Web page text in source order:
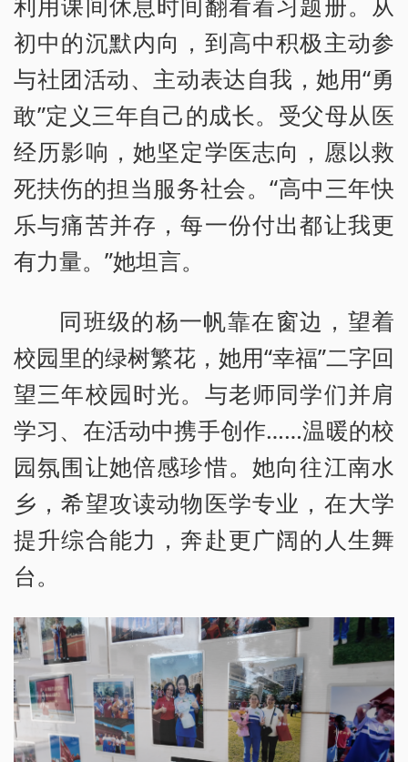
初中的沉默内向，到高中积极主动参
与社团活动、主动表达自我，她用“勇
敢”定义三年自己的成长。受父母从医
经历影响，她坚定学医志向，愿以救
死扶伤的担当服务社会。“高中三年快
乐与痛苦并存，每一份付出都让我更
有力量。”她坦言。
同班级的杨一帆靠在窗边，望着
校园里的绿树繁花，她用“幸福”二字回
望三年校园时光。与老师同学们并肩
学习、在活动中携手创作……温暖的校
园氛围让她倍感珍惜。她向往江南水
乡，希望攻读动物医学专业，在大学
提升综合能力，奔赴更广阔的人生舞
台。